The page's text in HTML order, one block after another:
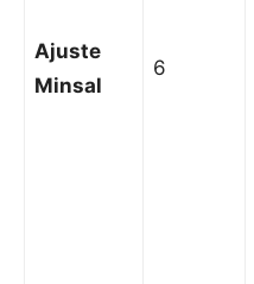
Ajuste
Minsal
6